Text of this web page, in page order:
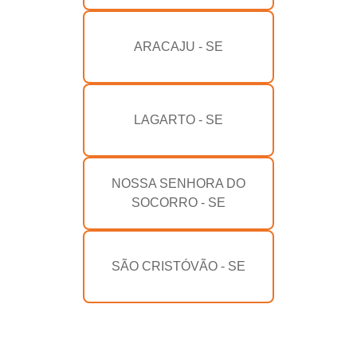
ARACAJU - SE
LAGARTO - SE
NOSSA SENHORA DO
SOCORRO - SE
SÃO CRISTÓVÃO - SE